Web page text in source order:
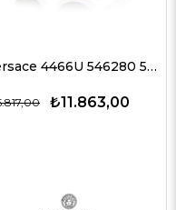
Versace 4466U 546280 54 G Kadın Güneş Gözlükleri
₺11.863,00